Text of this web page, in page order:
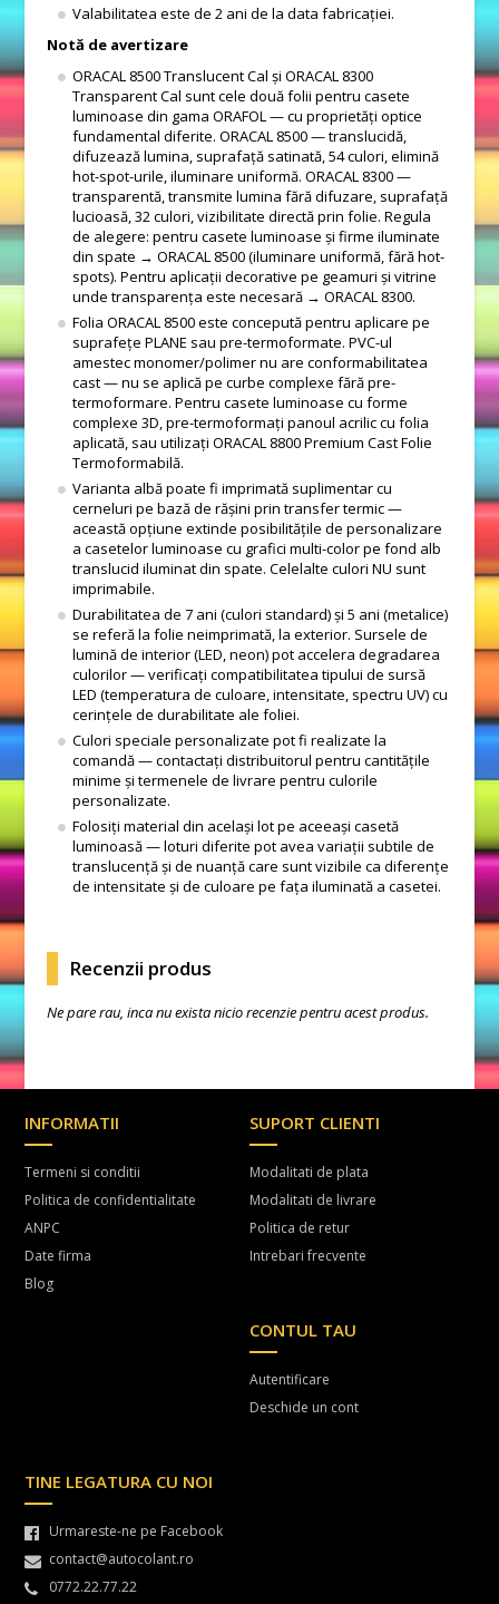
Valabilitatea este de 2 ani de la data fabricației.
Notă de avertizare
ORACAL 8500 Translucent Cal și ORACAL 8300
Transparent Cal sunt cele două folii pentru casete
luminoase din gama ORAFOL — cu proprietăți optice
fundamental diferite. ORACAL 8500 — translucidă,
difuzează lumina, suprafață satinată, 54 culori, elimină
hot-spot-urile, iluminare uniformă. ORACAL 8300 —
transparentă, transmite lumina fără difuzare, suprafață
lucioasă, 32 culori, vizibilitate directă prin folie. Regula
de alegere: pentru casete luminoase și firme iluminate
din spate → ORACAL 8500 (iluminare uniformă, fără hot-
spots). Pentru aplicații decorative pe geamuri și vitrine
unde transparența este necesară → ORACAL 8300.
Folia ORACAL 8500 este concepută pentru aplicare pe
suprafețe PLANE sau pre-termoformate. PVC-ul
amestec monomer/polimer nu are conformabilitatea
cast — nu se aplică pe curbe complexe fără pre-
termoformare. Pentru casete luminoase cu forme
complexe 3D, pre-termoformați panoul acrilic cu folia
aplicată, sau utilizați ORACAL 8800 Premium Cast Folie
Termoformabilă.
Varianta albă poate fi imprimată suplimentar cu
cerneluri pe bază de rășini prin transfer termic —
această opțiune extinde posibilitățile de personalizare
a casetelor luminoase cu grafici multi-color pe fond alb
translucid iluminat din spate. Celelalte culori NU sunt
imprimabile.
Durabilitatea de 7 ani (culori standard) și 5 ani (metalice)
se referă la folie neimprimată, la exterior. Sursele de
lumină de interior (LED, neon) pot accelera degradarea
culorilor — verificați compatibilitatea tipului de sursă
LED (temperatura de culoare, intensitate, spectru UV) cu
cerințele de durabilitate ale foliei.
Culori speciale personalizate pot fi realizate la
comandă — contactați distribuitorul pentru cantitățile
minime și termenele de livrare pentru culorile
personalizate.
Folosiți material din același lot pe aceeași casetă
luminoasă — loturi diferite pot avea variații subtile de
translucență și de nuanță care sunt vizibile ca diferențe
de intensitate și de culoare pe fața iluminată a casetei.
Recenzii produs
Ne pare rau, inca nu exista nicio recenzie pentru acest produs.
INFORMATII
Termeni si conditii
Politica de confidentialitate
ANPC
Date firma
Blog
SUPORT CLIENTI
Modalitati de plata
Modalitati de livrare
Politica de retur
Intrebari frecvente
CONTUL TAU
Autentificare
Deschide un cont
TINE LEGATURA CU NOI
Urmareste-ne pe Facebook
contact@autocolant.ro
0772.22.77.22